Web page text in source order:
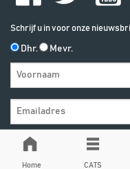
Home CATS
Schrijf u in voor onze
Dhr. Mevr.
Algemene Voorwaarden| | Alle
anders vermeld
Privacy &